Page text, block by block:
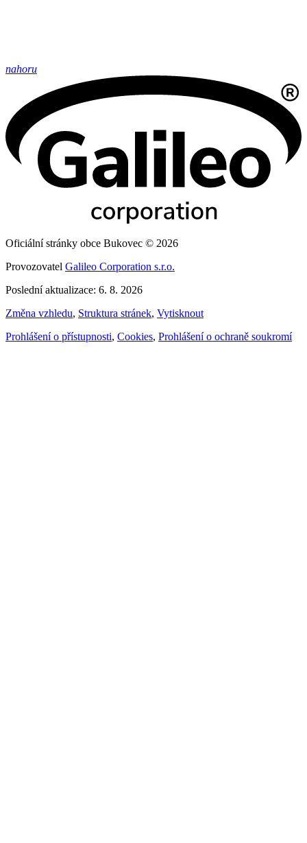
nahoru
Oficiální stránky obce Bukovec © 2026
Provozovatel Galileo Corporation s.r.o.
Poslední aktualizace: 6. 8. 2026
Změna vzhledu, Struktura stránek, Vytisknout
Prohlášení o přístupnosti, Cookies, Prohlášení o ochraně soukromí